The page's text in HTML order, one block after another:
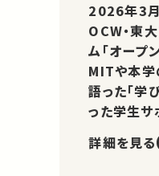
2026年3
OCW・東
ム「オープ
MITや本学
語った「学
った学生サ
詳細を見る